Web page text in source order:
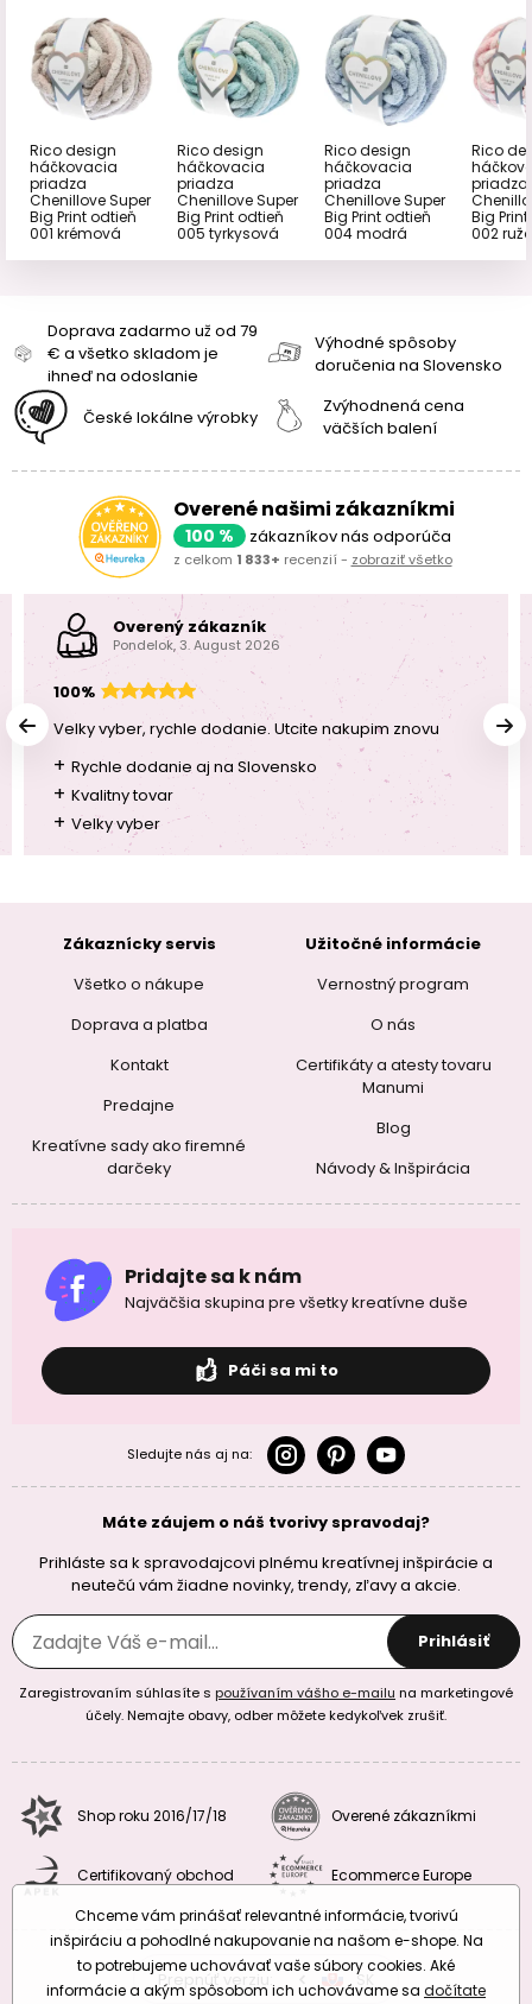
Rico design
háčkovacia
priadza
Chenillove Super
Big Print odtieň
001 krémová
Rico design
háčkovacia
priadza
Chenillove Super
Big Print odtieň
005 tyrkysová
Rico design
háčkovacia
priadza
Chenillove Super
Big Print odtieň
004 modrá
Rico
priadza
Big
002
Doprava zadarmo už od 79
€ a všetko skladom je
ihneď na odoslanie
Výhodné spôsoby
doručenia na Slovensko
České lokálne výrobky
Zvýhodnená cena
väčších balení
Overené našimi zákazníkmi
100 % zákazníkov nás odporúča
z celkom 1 833+ recenzií - zobraziť všetko
Overený zákazník
Pondelok, 3. August 2026
100%
Velky vyber, rychle dodanie. Utcite nakupim znovu
+ Rychle dodanie aj na Slovensko
+ Kvalitny tovar
+ Velky vyber
Zákaznícky servis
Všetko o nákupe
Doprava a platba
Kontakt
Predajne
Kreatívne sady ako firemné
darčeky
Užitočné informácie
Vernostný program
O nás
Certifikáty a atesty tovaru
Manumi
Blog
Návody & Inšpirácia
Pridajte sa k nám
Najväčšia skupina pre všetky kreatívne duše
Páči sa mi to
Sledujte nás aj na:
Máte záujem o náš tvorivy spravodaj?
Prihláste sa k spravodajcovi plnému kreatívnej inšpirácie a
neutečú vám žiadne novinky, trendy, zľavy a akcie.
Prihlásiť
Zaregistrovaním súhlasíte s používaním vášho e-mailu na marketingové
účely. Nemajte obavy, odber môžete kedykoľvek zrušiť.
Shop roku 2016/17/18 Overené zákazníkmi
Certifikovaný obchod Ecommerce Europe
Prepnúť verziu: CZSK
Chceme vám prinášať relevantné informácie, tvorivú
inšpiráciu a pohodlné nakupovanie na našom e-shope. Na
to potrebujeme uchovávať vaše súbory cookies. Aké
informácie a akým spôsobom ich uchovávame sa dočítate